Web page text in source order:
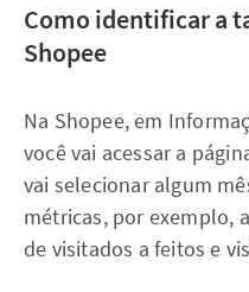
Como identificar a
Shopee
Na Shopee, em
você vai acessar a
vai selecionar algum
métricas, por exemplo,
de visitados a feitos e